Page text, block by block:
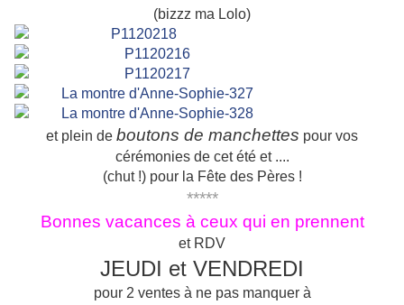
(bizzz ma Lolo)
et plein de boutons de manchettes pour vos
cérémonies de cet été et ....
(chut !) pour la Fête des Pères !
*****
Bonnes vacances à ceux qui en prennent
et RDV
JEUDI et VENDREDI
pour 2 ventes à ne pas manquer à